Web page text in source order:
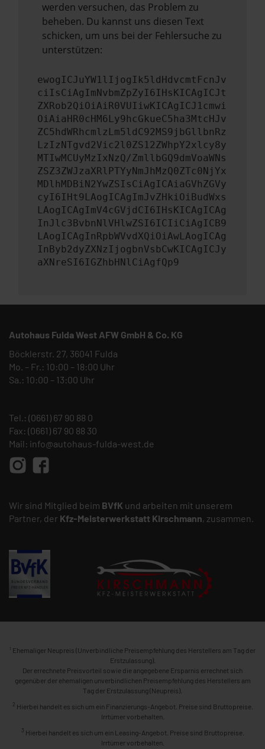
werden versuchen, das Problem zu
beheben. Du kannst uns diesen Text
schicken, um uns bei der Fehlersuche zu
unterstützen:
ewogICJuYW1lIjogIk5ldHdvcmtFcnJv
ciIsCiAgImNvbmZpZyI6IHsKICAgICJt
ZXRob2QiOiAiR0VUIiwKICAgICJ1cmwi
OiAiaHR0cHM6Ly9hcGkueC5ha3MtcHJv
ZC5hdWRhcmlzLm5ldC92MS9jbGllbnRz
LzIzNTgvd2Vic2l0ZS12ZWhpY2xlcy8y
MTIwMCUyMzIxNzQ/ZmllbGQ9dmVoaWNs
ZSZ3ZWJzaXRlPTYyNmJhMzQ0ZTc0NjYx
MDlhMDBiN2YwZSIsCiAgICAiaGVhZGVy
cyI6IHt9LAogICAgImJvZHkiOiBudWxs
LAogICAgImV4cGVjdCI6IHsKICAgICAg
InJlc3BvbnNlVHlwZSI6ICIiCiAgICB9
LAogICAgInRpbWVvdXQiOiAwLAogICAg
InByb2dyZXNzIjogbnVsbCwKICAgICJy
aXNreSI6IGZhbHNlCiAgfQp9
Autohaus Fulda West AFW GmbH & Co. KG
Böcklerstr. 27, 36041 Fulda
Mo. – Fr.: 10:00 – 18:00 Uhr
Sa.: 10:00 – 13:00 Uhr
Tel.: (0661) 67 90 88 0
Fax: (0661) 67 90 88 30
Mail: info@autohaus-fulda-west.de
Wir sind Mitglied beim BVfK und arbeiten mit unserem
Partner, der Kfz-Meisterwerkstatt Kirschmann, zusammen.
1 Ehemaliger Neupreis (Unverbindliche Preisempfehlung des Herstellers am Tag der
Erstzulassung).
Der errechnete Preisvorteil sowie die angegebene Ersparnis errechnet sich
gegenüber der ehemaligen unverbindlichen Preisempfehlung des Herstellers am
Tag der Erstzulassung (Neupreis).
2 Hierbei handelt es sich um ein Finanzierungs-Angebot. Preise sind Bruttopreise.
Irrtümer vorbehalten.
3 Hierbei handelt es sich um ein Leasing-Angebot. Preise sind Bruttopreise.
Irrtümer vorbehalten.